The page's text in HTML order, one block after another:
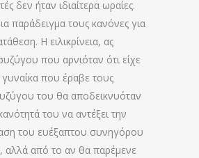
δεν ήταν ιδιαίτερα ωραίες.
παράδειγμα τους κανόνες για
Η ειλικρίνεια, ας
που αρνιόταν ότι είχε
γυναίκα που έραβε τους
του θα αποδεικνυόταν
του να αντέξει την
του ευέξαπτου συνηγόρου
αλλά από το αν θα παρέμενε